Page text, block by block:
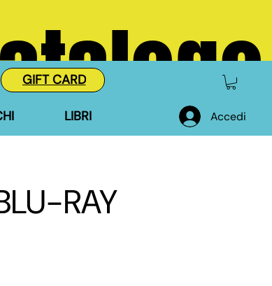
LIBRI
GIFT CARD
Accedi
RAY